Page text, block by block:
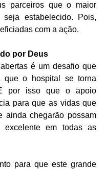
parceiros que o maior
estabelecido. Pois,
com a ação.
por Deus
é um desafio que
o hospital se torna
por isso que o apoio
para que as vidas que
ainda chegarão possam
excelente em todas as
para que este grande